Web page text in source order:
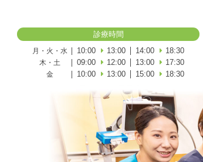
診療時間
月・火・水 10:00 13:00 14:00 18:30
木・土 09:00 12:00 13:00 17:30
金 10:00 13:00 15:00 18:30